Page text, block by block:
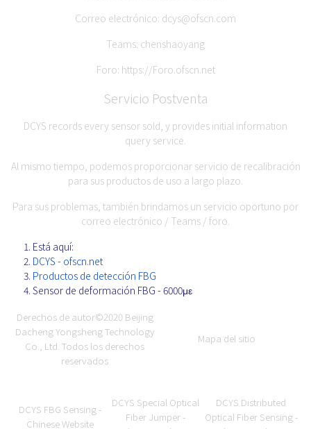
Correo electrónico: dcys@ofscn.com
Teams: chenshaoyang
Foro: https://Foro.ofscn.net
Servicio Postventa
DCYS records every sensor sold, y provides initial information
query service.
Al mismo tiempo, podemos proporcionar servicio de recalibración
para sus productos de uso a largo plazo.
Para sus problemas, también brindamos un servicio oportuno por
correo electrónico / Teams / foro.
Está aquí:
DCYS - ofscn.net
Productos de detección FBG
Sensor de deformación FBG - 6000με
Derechos de autor©2020 Beijing
Dacheng Yongsheng Technology
Co., Ltd. Todos los derechos
reservados
Mapa del sitio
DCYS FBG Sensing -
Chinese Website
DCYS Special Optical
Fiber Jumper -
DCYS Distributed
Optical Fiber Sensing -